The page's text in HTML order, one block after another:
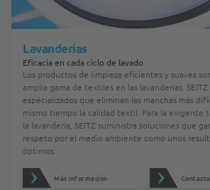
Lavanderías
Eficacia en cada ciclo de lavado
Los productos de limpieza eficientes y suaves
amplia gama de textiles en las lavanderías.
especializados que eliminan las manchas más
mismo tiempo la calidad textil. Para la exigente
la lavandería, SEITZ suministra soluciones que
respeto por el medio ambiente como unos
óptimos.
Más información